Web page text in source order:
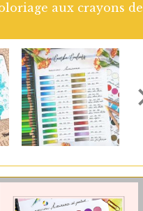
Atelier couleur